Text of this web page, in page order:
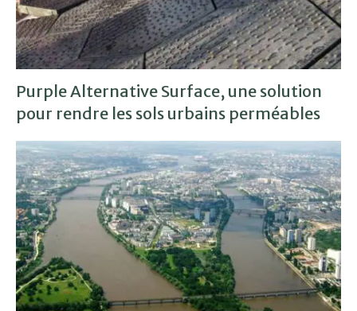
Purple Alternative Surface, une solution
pour rendre les sols urbains perméables